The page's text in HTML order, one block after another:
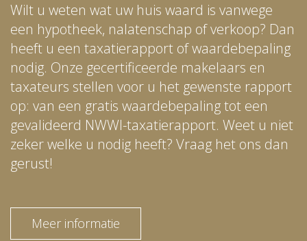
Wilt u weten wat uw huis waard is vanwege
een hypotheek, nalatenschap of verkoop? Dan
heeft u een taxatierapport of waardebepaling
nodig. Onze gecertificeerde makelaars en
taxateurs stellen voor u het gewenste rapport
op: van een gratis waardebepaling tot een
gevalideerd NWWI-taxatierapport. Weet u niet
zeker welke u nodig heeft? Vraag het ons dan
gerust!
Meer informatie